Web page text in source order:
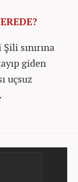
sınırına
giden
uçsuz